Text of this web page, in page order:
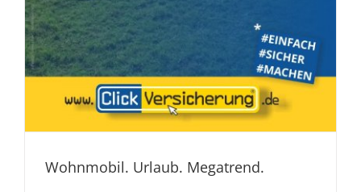
Wohnmobil. Urlaub. Megatrend.